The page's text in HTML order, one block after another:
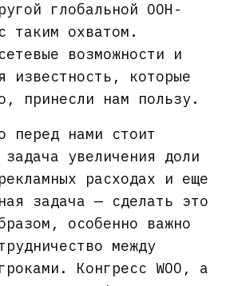
глобальной OOH-
таким охватом.
возможности и
известность, которые
принесли нам пользу.
перед нами стоит
задача увеличения доли
расходах и еще
задача — сделать это
особенно важно
между
Конгресс WOO, а